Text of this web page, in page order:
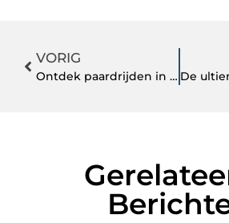
VORIG
Ontdek paardrijden in Barneveld en beleef de ultieme ruiterervaring